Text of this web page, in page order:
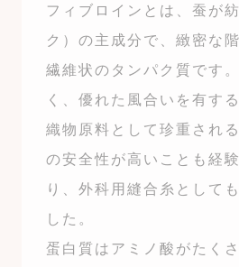
フィブロインとは、蚕が
ク）の主成分で、緻密な
繊維状のタンパク質です
く、優れた風合いを有す
織物原料として珍重され
の安全性が高いことも経
り、外科用縫合糸として
した。
蛋白質はアミノ酸がたく